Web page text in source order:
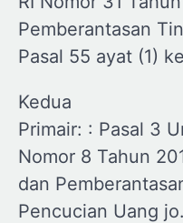
Pemberantasan
Pasal 55 ayat (1)
Kedua
Primair: : Pasal 3
Nomor 8 Tahun
dan
Pencucian Uang